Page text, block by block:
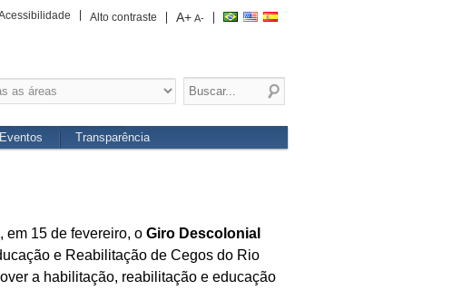
A+ A-
Alto contraste
Eventos Transparência
15 de fevereiro, o Giro Descolonial
e Reabilitação de Cegos do Rio
a habilitação, reabilitação e educação